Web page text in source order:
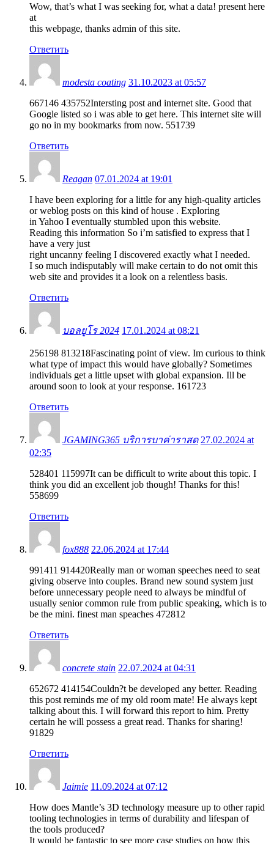
Wow, that’s what I was seeking for, what a data! present here
at
this webpage, thanks admin of this site.
Ответить
modesta coating 31.10.2023 at 05:57
667146 435752Intersting post and internet site. Good that
Google listed so i was able to get here. This internet site will
go no in my bookmarks from now. 551739
Ответить
Reagan 07.01.2024 at 19:01
I have been exploring for a little for any high-quality articles
or weblog posts on this kind of house . Exploring
in Yahoo I eventually stumbled upon this website.
Reading this information So i’m satisfied to express that I
have a very just
right uncanny feeling I discovered exactly what I needed.
I so much indisputably will make certain to do not omit this
web site and provides it a look on a relentless basis.
Ответить
บอลยูโร 2024 17.01.2024 at 08:21
256198 813218Fascinating point of view. Im curious to think
what type of impact this would have globally? Sometimes
individuals get a little upset with global expansion. Ill be
around soon to look at your response. 161723
Ответить
JGAMING365 บริการบาค่าราสด 27.02.2024 at
02:35
528401 115997It can be difficult to write about this topic. I
think you did an excellent job though! Thanks for this!
558699
Ответить
fox888 22.06.2024 at 17:44
991411 914420Really man or woman speeches need to seat
giving observe into couples. Brand new sound system just
before unnecessary people need to always be mindful of
usually senior common rule from public speaking, which is to
be the mini. finest man speaches 472812
Ответить
concrete stain 22.07.2024 at 04:31
652672 414154Couldn?t be developed any better. Reading
this post reminds me of my old room mate! He always kept
talking about this. I will forward this report to him. Pretty
certain he will possess a great read. Thanks for sharing!
91829
Ответить
Jaimie 11.09.2024 at 07:12
How does Mantle’s 3D technology measure up to other rapid
tooling technologies in terms of durability and lifespan of
the tools produced?
It would be fantastic to see more case studies on how this